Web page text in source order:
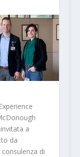
a
da
di